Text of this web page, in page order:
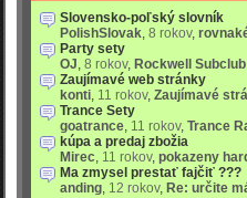
Slovensko-poľský slovník
PolishSlovak, 8 rokov,
Party sety
OJ, 8 rokov, Rockwell Subclub
Zaujímavé web stránky
konti, 11 rokov, Zaujímavé
Trance Sety
goatrance, 11 rokov, Trance
kúpa a predaj zbožia
Mirec, 11 rokov, pokazeny
Ma zmysel prestať fajčiť ???
anding, 12 rokov, Re: určite